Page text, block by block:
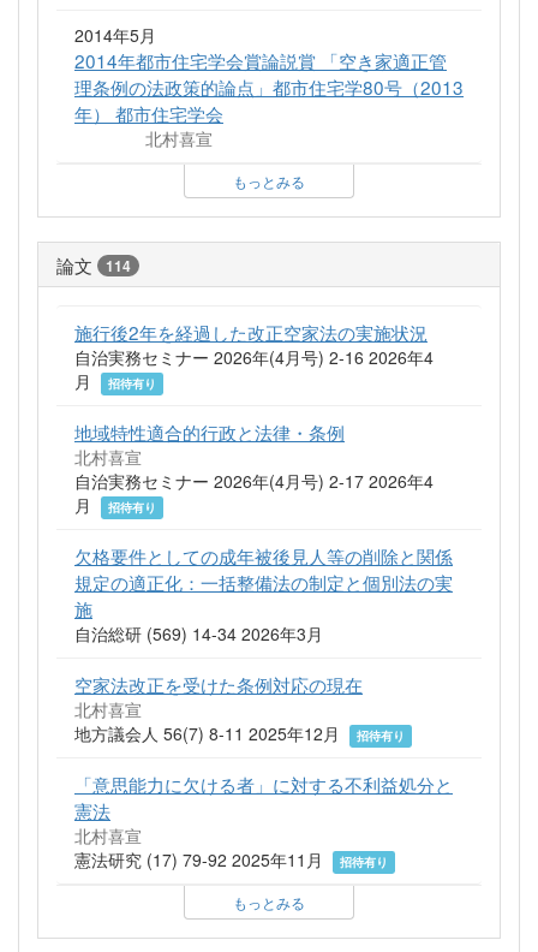
2014年5月
2014年都市住宅学会賞論説賞 「空き家適正管
理条例の法政策的論点」都市住宅学80号（2013
年） 都市住宅学会
北村喜宣
もっとみる
論文 114
施行後2年を経過した改正空家法の実施状況
自治実務セミナー 2026年(4月号) 2-16 2026年4
月
招待有り
地域特性適合的行政と法律・条例
北村喜宣
自治実務セミナー 2026年(4月号) 2-17 2026年4
月
招待有り
欠格要件としての成年被後見人等の削除と関係
規定の適正化：一括整備法の制定と個別法の実
施
自治総研 (569) 14-34 2026年3月
空家法改正を受けた条例対応の現在
北村喜宣
地方議会人 56(7) 8-11 2025年12月
招待有り
「意思能力に欠ける者」に対する不利益処分と
憲法
北村喜宣
憲法研究 (17) 79-92 2025年11月
招待有り
もっとみる